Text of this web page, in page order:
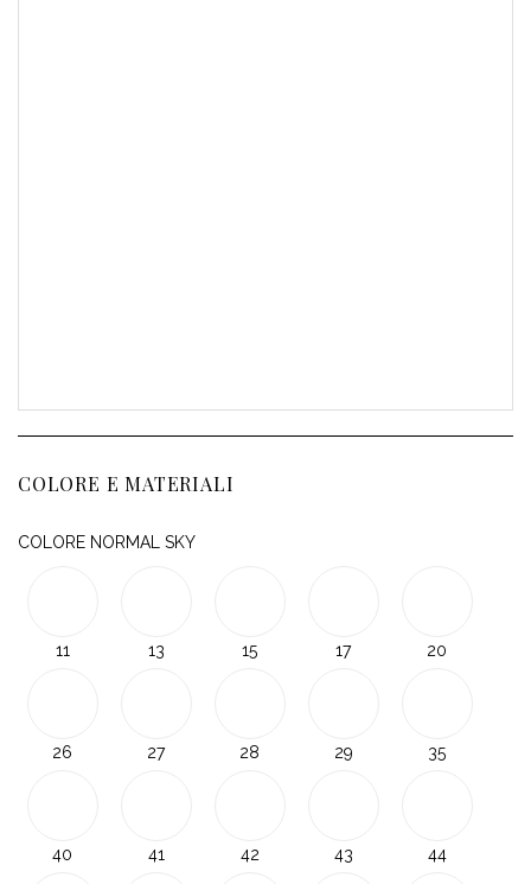
COLORE E MATERIALI
COLORE NORMAL SKY
11 13 15 17 20
26 27 28 29 35
40 41 42 43 44